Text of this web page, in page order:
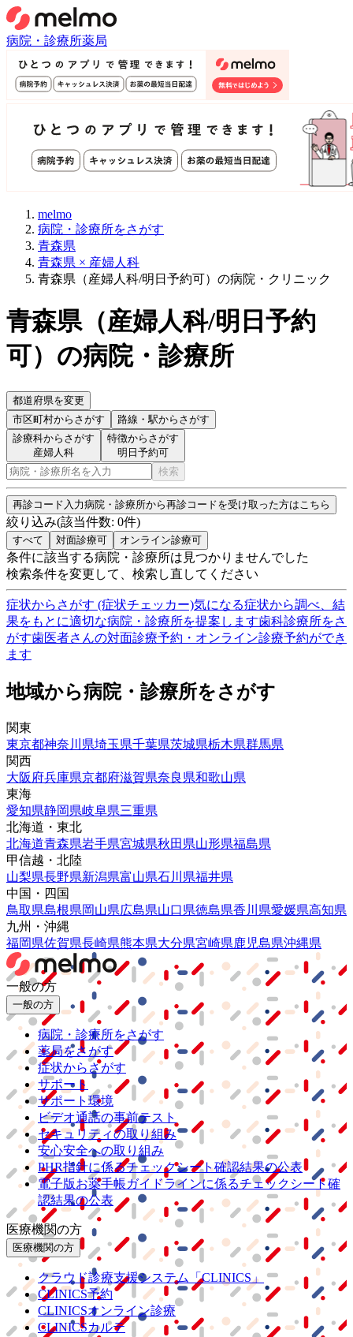
病院・診療所薬局
melmo
病院・診療所をさがす
青森県
青森県 × 産婦人科
青森県（産婦人科/明日予約可）の病院・クリニック
青森県（産婦人科/明日予約
可） の病院・診療所
都道府県を変更
市区町村からさがす 路線・駅からさがす
診療科からさがす
産婦人科
特徴からさがす
明日予約可
検索
再診コード入力病院・診療所から再診コードを受け取った方はこちら
絞り込み(該当件数: 0件)
すべて 対面診療可 オンライン診療可
条件に該当する病院・診療所は見つかりませんでした
検索条件を変更して、検索し直してください
症状からさがす (症状チェッカー)気になる症状から調べ、結
果をもとに適切な病院・診療所を提案します歯科診療所をさ
がす歯医者さんの対面診療予約・オンライン診療予約ができ
ます
地域から病院・診療所をさがす
関東
東京都神奈川県埼玉県千葉県茨城県栃木県群馬県
関西
大阪府兵庫県京都府滋賀県奈良県和歌山県
東海
愛知県静岡県岐阜県三重県
北海道・東北
北海道青森県岩手県宮城県秋田県山形県福島県
甲信越・北陸
山梨県長野県新潟県富山県石川県福井県
中国・四国
鳥取県島根県岡山県広島県山口県徳島県香川県愛媛県高知県
九州・沖縄
福岡県佐賀県長崎県熊本県大分県宮崎県鹿児島県沖縄県
一般の方
一般の方
病院・診療所をさがす
薬局をさがす
症状からさがす
サポート
サポート環境
ビデオ通話の事前テスト
セキュリティの取り組み
安心安全への取り組み
PHR指針に係るチェックシート確認結果の公表
電子版お薬手帳ガイドラインに係るチェックシート確
認結果の公表
医療機関の方
医療機関の方
クラウド診療支援システム
「CLINICS」
CLINICS予約
CLINICSオンライン診療
CLINICSカルテ